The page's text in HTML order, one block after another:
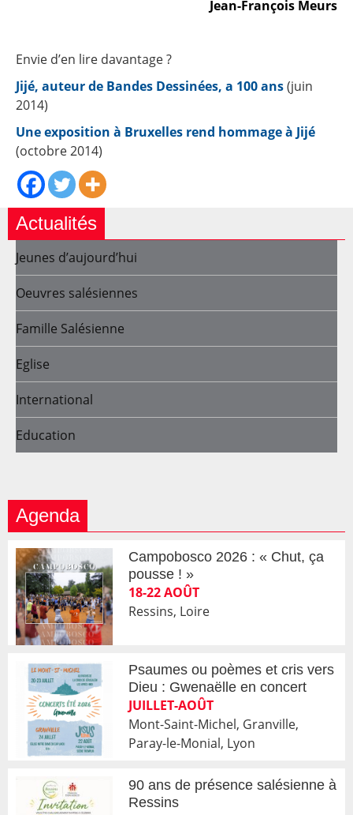
Jean-François Meurs
Envie d’en lire davantage ?
Jijé, auteur de Bandes Dessinées, a 100 ans(juin
2014)
Une exposition à Bruxelles rend hommage à Jijé
(octobre 2014)
Actualités
Jeunes d’aujourd’hui
Oeuvres salésiennes
Famille Salésienne
Eglise
International
Education
Agenda
Campobosco 2026 : « Chut, ça
pousse ! »
18-22 AOÛT
Ressins, Loire
Psaumes ou poèmes et cris vers
Dieu : Gwenaëlle en concert
JUILLET-AOÛT
Mont-Saint-Michel, Granville,
Paray-le-Monial, Lyon
90 ans de présence salésienne à
Ressins